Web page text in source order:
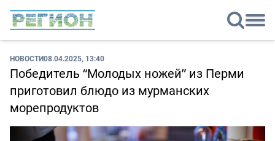
НОВОСТИ08.04.2025, 13:40
Победитель “Молодых ножей” из Перми
приготовил блюдо из мурманских
морепродуктов